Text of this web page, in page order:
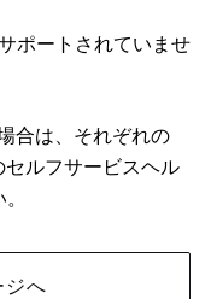
ポートされていませ
合は、それぞれの
ルフサービスヘル
ジへ